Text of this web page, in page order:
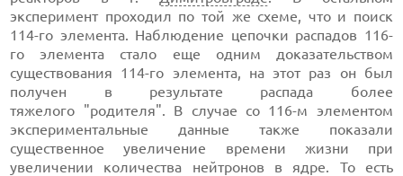
эксперимент проходил по той же схеме, что и поиск
114-го элемента. Наблюдение цепочки распадов 116-
го элемента стало еще одним доказательством
существования 114-го элемента, на этот раз он был
получен в результате распада более
тяжелого "родителя". В случае со 116-м элементом
экспериментальные данные также показали
существенное увеличение времени жизни при
увеличении количества нейтронов в ядре. То есть